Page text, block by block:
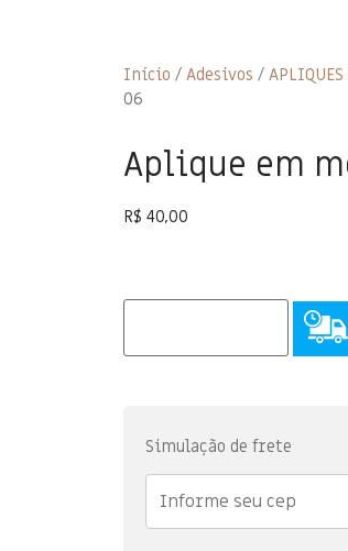
Início / Adesivos /
06
Aplique em
R$ 40,00
Simulação de frete